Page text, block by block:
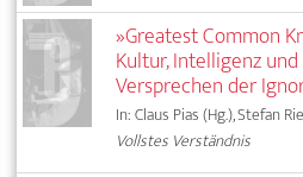
»Greatest Common
Kultur, Intelligenz
Versprechen der
In: Claus Pias (Hg.), Stefan
Vollstes Verständnis